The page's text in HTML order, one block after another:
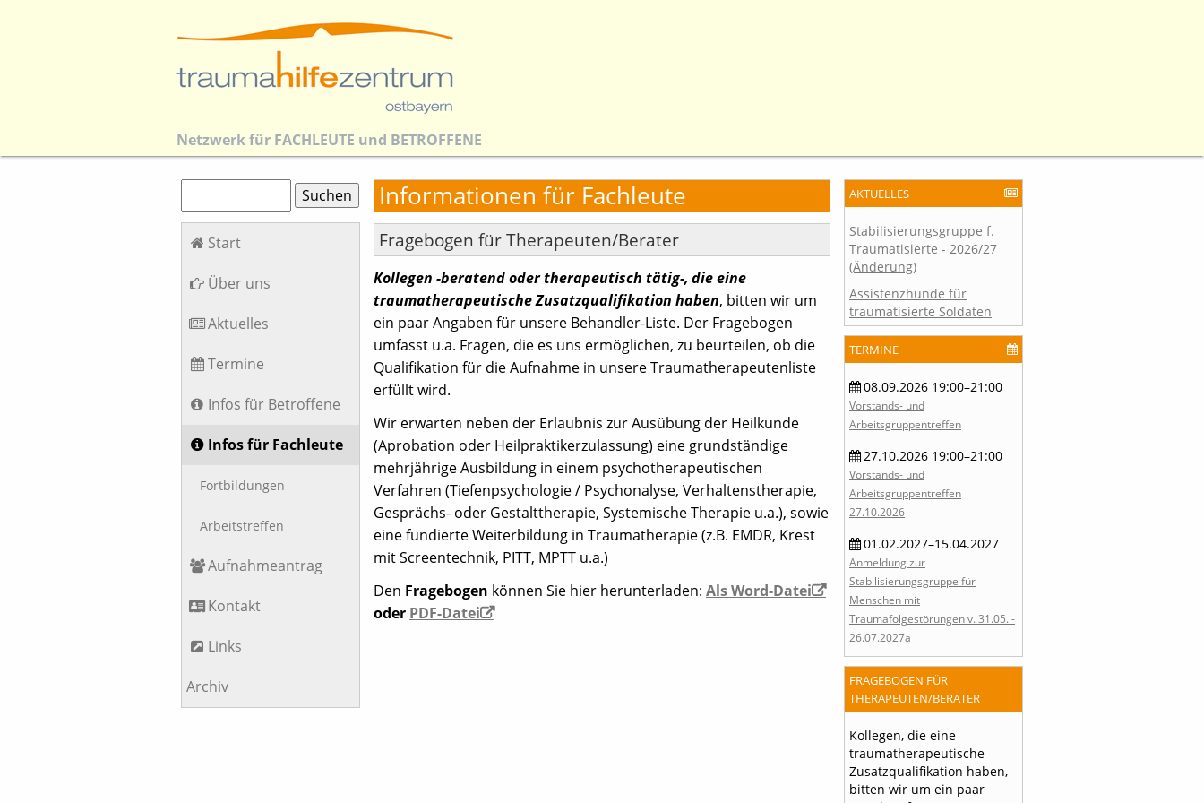
Netzwerk für FACHLEUTE und BETROFFENE
Informationen für Fachleute
Fragebogen für Therapeuten/Berater
Kollegen -beratend oder therapeutisch tätig-, die eine
traumatherapeutische Zusatzqualifikation haben, bitten wir um
ein paar Angaben für unsere Behandler-Liste. Der Fragebogen
umfasst u.a. Fragen, die es uns ermöglichen, zu beurteilen, ob die
Qualifikation für die Aufnahme in unsere Traumatherapeutenliste
erfüllt wird.
Wir erwarten neben der Erlaubnis zur Ausübung der Heilkunde
(Aprobation oder Heilpraktikerzulassung) eine grundständige
mehrjährige Ausbildung in einem psychotherapeutischen
Verfahren (Tiefenpsychologie / Psychonalyse, Verhaltenstherapie,
Gesprächs- oder Gestalttherapie, Systemische Therapie u.a.), sowie
eine fundierte Weiterbildung in Traumatherapie (z.B. EMDR, Krest
mit Screentechnik, PITT, MPTT u.a.)
Den Fragebogen können Sie hier herunterladen: Als Word-Datei
oder PDF-Datei
Suchen
Navigation
Start
Über uns
Aktuelles
Termine
Infos für Betroffene
Infos für Fachleute
Fortbildungen
Arbeitstreffen
Aufnahmeantrag
Kontakt
Links
Archiv
AKTUELLES
Stabilisierungsgruppe f.
Traumatisierte - 2026/27
(Änderung)
Assistenzhunde für
traumatisierte Soldaten
TERMINE
08.09.2026 19:00–21:00
Vorstands- und
Arbeitsgruppentreffen
27.10.2026 19:00–21:00
Vorstands- und
Arbeitsgruppentreffen
27.10.2026
01.02.2027–15.04.2027
Anmeldung zur
Stabilisierungsgruppe für
Menschen mit
Traumafolgestörungen v. 31.05. -
26.07.2027a
FRAGEBOGEN FÜR
THERAPEUTEN/BERATER
Kollegen, die eine
traumatherapeutische
Zusatzqualifikation haben,
bitten wir um ein paar